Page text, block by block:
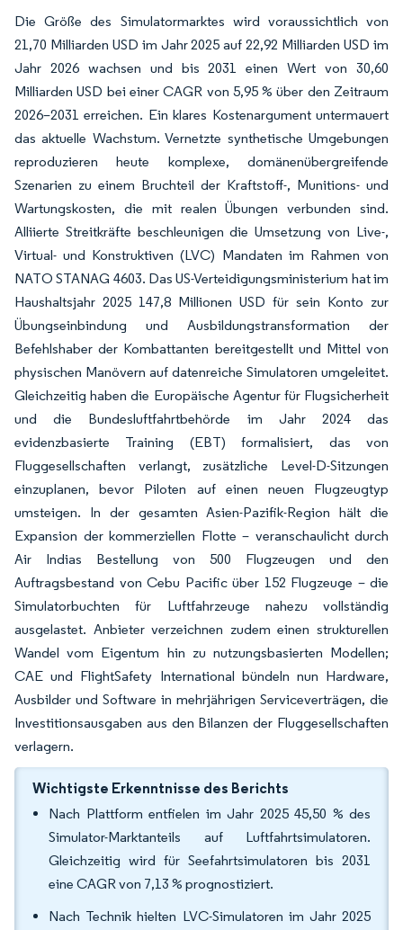
Die Größe des Simulatormarktes wird voraussichtlich von
21,70 Milliarden USD im Jahr 2025 auf 22,92 Milliarden USD im
Jahr 2026 wachsen und bis 2031 einen Wert von 30,60
Milliarden USD bei einer CAGR von 5,95 % über den Zeitraum
2026–2031 erreichen. Ein klares Kostenargument untermauert
das aktuelle Wachstum. Vernetzte synthetische Umgebungen
reproduzieren heute komplexe, domänenübergreifende
Szenarien zu einem Bruchteil der Kraftstoff-, Munitions- und
Wartungskosten, die mit realen Übungen verbunden sind.
Alliierte Streitkräfte beschleunigen die Umsetzung von Live-,
Virtual- und Konstruktiven (LVC) Mandaten im Rahmen von
NATO STANAG 4603. Das US-Verteidigungsministerium hat im
Haushaltsjahr 2025 147,8 Millionen USD für sein Konto zur
Übungseinbindung und Ausbildungstransformation der
Befehlshaber der Kombattanten bereitgestellt und Mittel von
physischen Manövern auf datenreiche Simulatoren umgeleitet.
Gleichzeitig haben die Europäische Agentur für Flugsicherheit
und die Bundesluftfahrtbehörde im Jahr 2024 das
evidenzbasierte Training (EBT) formalisiert, das von
Fluggesellschaften verlangt, zusätzliche Level-D-Sitzungen
einzuplanen, bevor Piloten auf einen neuen Flugzeugtyp
umsteigen. In der gesamten Asien-Pazifik-Region hält die
Expansion der kommerziellen Flotte – veranschaulicht durch
Air Indias Bestellung von 500 Flugzeugen und den
Auftragsbestand von Cebu Pacific über 152 Flugzeuge – die
Simulatorbuchten für Luftfahrzeuge nahezu vollständig
ausgelastet. Anbieter verzeichnen zudem einen strukturellen
Wandel vom Eigentum hin zu nutzungsbasierten Modellen;
CAE und FlightSafety International bündeln nun Hardware,
Ausbilder und Software in mehrjährigen Serviceverträgen, die
Investitionsausgaben aus den Bilanzen der Fluggesellschaften
verlagern.
Wichtigste Erkenntnisse des Berichts
Nach Plattform entfielen im Jahr 2025 45,50 % des
Simulator-Marktanteils auf Luftfahrtsimulatoren.
Gleichzeitig wird für Seefahrtsimulatoren bis 2031
eine CAGR von 7,13 % prognostiziert.
Nach Technik hielten LVC-Simulatoren im Jahr 2025